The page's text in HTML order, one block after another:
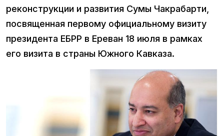
реконструкции и развития Сумы Чакрабарти,
посвященная первому официальному визиту
президента ЕБРР в Ереван 18 июля в рамках
его визита в страны Южного Кавказа.